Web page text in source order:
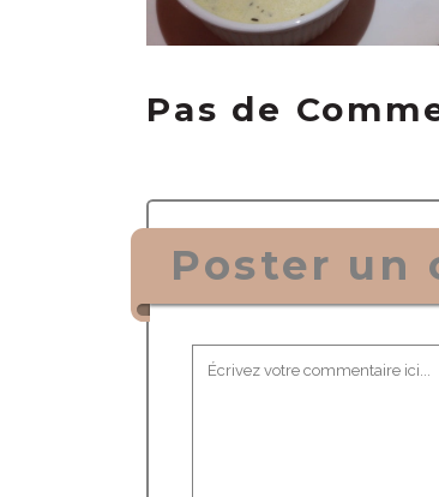
Pas de
Poster un